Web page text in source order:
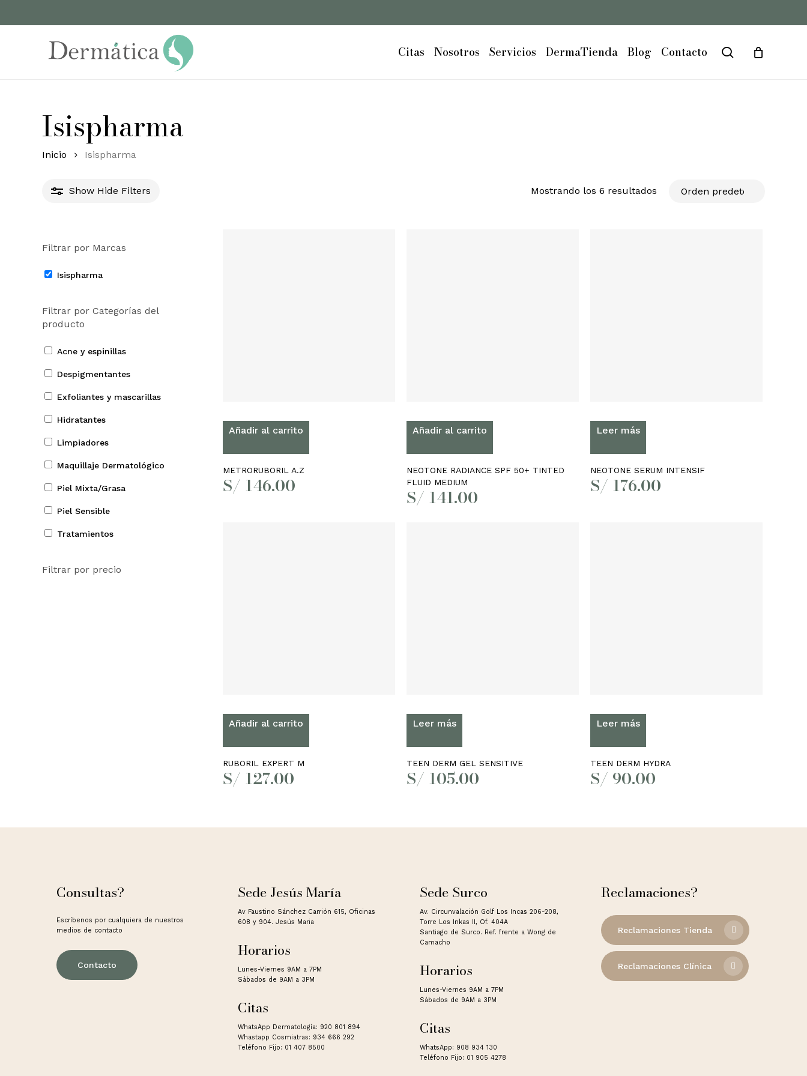
Citas Nosotros Servicios DermaTienda Blog Contacto search
Isispharma
Inicio Isispharma
Show Hide Filters Mostrando los 6 resultados
Filtrar por Marcas
Isispharma
Filtrar por Categorías del
producto
Acne y espinillas
Despigmentantes
Exfoliantes y mascarillas
Hidratantes
Limpiadores
Maquillaje Dermatológico
Piel Mixta/Grasa
Piel Sensible
Tratamientos
Filtrar por precio
Añadir al carrito
METRORUBORIL A.Z
S/ 146.00
Añadir al carrito
NEOTONE RADIANCE SPF 50+ TINTED
FLUID MEDIUM
S/ 141.00
Leer más
NEOTONE SERUM INTENSIF
S/ 176.00
Añadir al carrito
RUBORIL EXPERT M
S/ 127.00
Leer más
TEEN DERM GEL SENSITIVE
S/ 105.00
Leer más
TEEN DERM HYDRA
S/ 90.00
Consultas?
Escríbenos por cualquiera de nuestros
medios de contacto
Contacto
Sede Jesús María
Av Faustino Sánchez Carrión 615, Oficinas
608 y 904. Jesús Maria
Horarios
Lunes-Viernes 9AM a 7PM
Sábados de 9AM a 3PM
Citas
WhatsApp Dermatología: 920 801 894
Whastapp Cosmiatras: 934 666 292
Teléfono Fijo: 01 407 8500
Sede Surco
Av. Circunvalación Golf Los Incas 206-208,
Torre Los Inkas II, Of. 404A
Santiago de Surco. Ref. frente a Wong de
Camacho
Horarios
Lunes-Viernes 9AM a 7PM
Sábados de 9AM a 3PM
Citas
WhatsApp: 908 934 130
Teléfono Fijo: 01 905 4278
Reclamaciones?
Reclamaciones Tienda
Reclamaciones Clínica